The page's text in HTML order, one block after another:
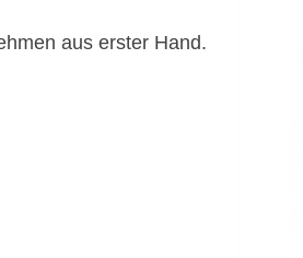
aus erster Hand.